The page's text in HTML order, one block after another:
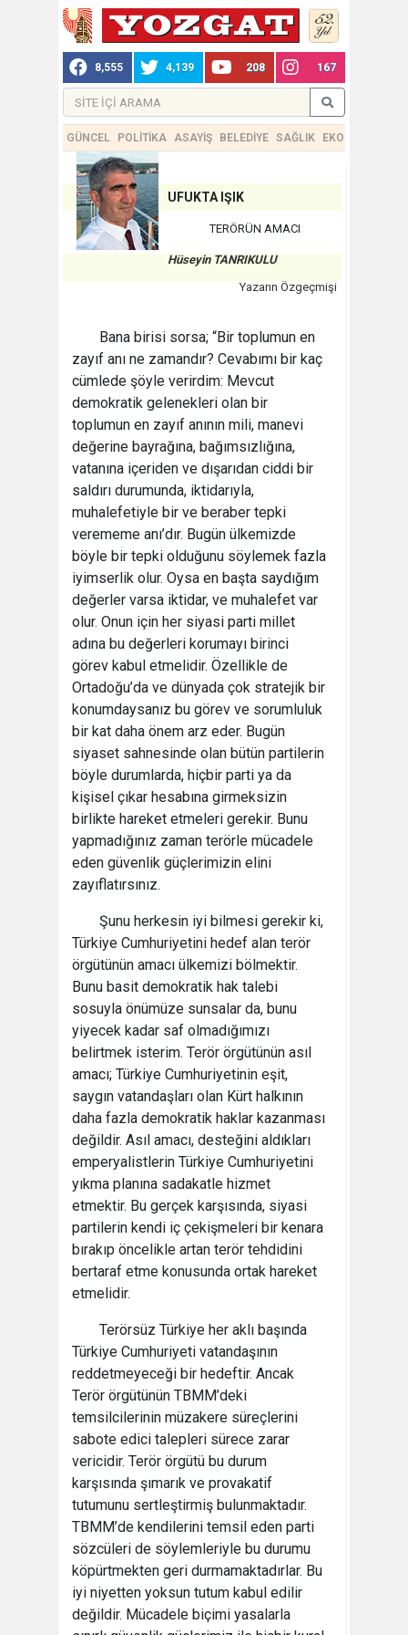
8,555 4,139 208 167
GÜNCEL POLİTİKA ASAYİŞ BELEDİYE SAĞLIK EKONOMİ
UFUKTA IŞIK
TERÖRÜN AMACI
Hüseyin TANRIKULU
Yazarın Özgeçmişi
Bana birisi sorsa; “Bir toplumun en
zayıf anı ne zamandır? Cevabımı bir kaç
cümlede şöyle verirdim: Mevcut
demokratik gelenekleri olan bir
toplumun en zayıf anının mili, manevi
değerine bayrağına, bağımsızlığına,
vatanına içeriden ve dışarıdan ciddi bir
saldırı durumunda, iktidarıyla,
muhalefetiyle bir ve beraber tepki
verememe anı’dır. Bugün ülkemizde
böyle bir tepki olduğunu söylemek fazla
iyimserlik olur. Oysa en başta saydığım
değerler varsa iktidar, ve muhalefet var
olur. Onun için her siyasi parti millet
adına bu değerleri korumayı birinci
görev kabul etmelidir. Özellikle de
Ortadoğu’da ve dünyada çok stratejik bir
konumdaysanız bu görev ve sorumluluk
bir kat daha önem arz eder. Bugün
siyaset sahnesinde olan bütün partilerin
böyle durumlarda, hiçbir parti ya da
kişisel çıkar hesabına girmeksizin
birlikte hareket etmeleri gerekir. Bunu
yapmadığınız zaman terörle mücadele
eden güvenlik güçlerimizin elini
zayıflatırsınız.
Şunu herkesin iyi bilmesi gerekir ki,
Türkiye Cumhuriyetini hedef alan terör
örgütünün amacı ülkemizi bölmektir.
Bunu basit demokratik hak talebi
sosuyla önümüze sunsalar da, bunu
yiyecek kadar saf olmadığımızı
belirtmek isterim. Terör örgütünün asıl
amacı; Türkiye Cumhuriyetinin eşit,
saygın vatandaşları olan Kürt halkının
daha fazla demokratik haklar kazanması
değildir. Asıl amacı, desteğini aldıkları
emperyalistlerin Türkiye Cumhuriyetini
yıkma planına sadakatle hizmet
etmektir. Bu gerçek karşısında, siyasi
partilerin kendi iç çekişmeleri bir kenara
bırakıp öncelikle artan terör tehdidini
bertaraf etme konusunda ortak hareket
etmelidir.
Terörsüz Türkiye her aklı başında
Türkiye Cumhuriyeti vatandaşının
reddetmeyeceği bir hedeftir. Ancak
Terör örgütünün TBMM’deki
temsilcilerinin müzakere süreçlerini
sabote edici talepleri sürece zarar
vericidir. Terör örgütü bu durum
karşısında şımarık ve provakatif
tutumunu sertleştirmiş bulunmaktadır.
TBMM’de kendilerini temsil eden parti
sözcüleri de söylemleriyle bu durumu
köpürtmekten geri durmamaktadırlar. Bu
iyi niyetten yoksun tutum kabul edilir
değildir. Mücadele biçimi yasalarla